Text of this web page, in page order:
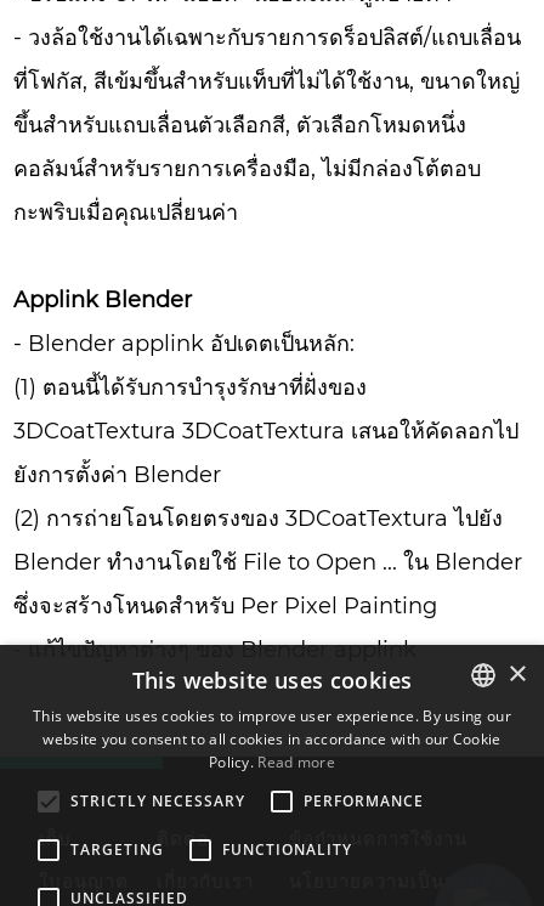
- วงล้อใช้งานได้เฉพาะกับรายการดร็อปลิสต์/แถบเลื่อน
ที่โฟกัส, สีเข้มขึ้นสำหรับแท็บที่ไม่ได้ใช้งาน, ขนาดใหญ่
ขึ้นสำหรับแถบเลื่อนตัวเลือกสี, ตัวเลือกโหมดหนึ่ง
คอลัมน์สำหรับรายการเครื่องมือ, ไม่มีกล่องโต้ตอบ
กะพริบเมื่อคุณเปลี่ยนค่า
Applink Blender
- Blender applink อัปเดตเป็นหลัก:
(1) ตอนนี้ได้รับการบำรุงรักษาที่ฝั่งของ
3DCoatTextura 3DCoatTextura เสนอให้คัดลอกไป
ยังการตั้งค่า Blender
(2) การถ่ายโอนโดยตรงของ 3DCoatTextura ไปยัง
Blender ทำงานโดยใช้ File to Open ... ใน Blender
ซึ่งจะสร้างโหนดสำหรับ Per Pixel Painting
- แก้ไขปัญหาต่างๆ ของ Blender applink
เก็บ ติดต่อ
ENGLISH
×
This website uses cookies
This website uses cookies to improve user experience. By using our
website you consent to all cookies in accordance with our Cookie
Policy. Read more
STRICTLY NECESSARY
PERFORMANCE
TARGETING FUNCTIONALITY
UNCLASSIFIED